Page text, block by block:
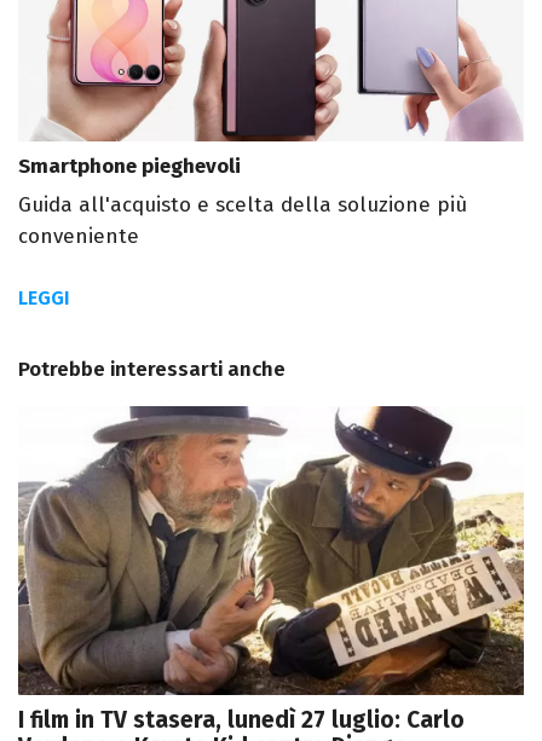
Smartphone pieghevoli
Guida all'acquisto e scelta della soluzione più
conveniente
LEGGI
Potrebbe interessarti anche
I film in TV stasera, lunedì 27 luglio: Carlo